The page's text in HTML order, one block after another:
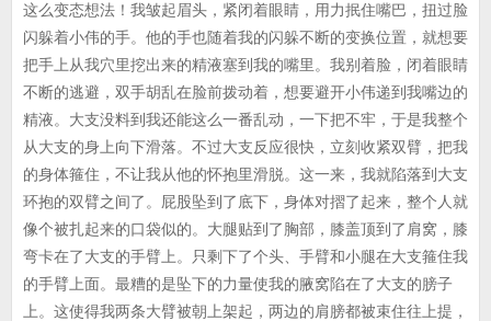
这么变态想法！我皱起眉头，紧闭着眼睛，用力抿住嘴巴，扭过脸
闪躲着小伟的手。他的手也随着我的闪躲不断的变换位置，就想要
把手上从我穴里挖出来的精液塞到我的嘴里。我别着脸，闭着眼睛
不断的逃避，双手胡乱在脸前拨动着，想要避开小伟递到我嘴边的
精液。大支没料到我还能这么一番乱动，一下把不牢，于是我整个
从大支的身上向下滑落。不过大支反应很快，立刻收紧双臂，把我
的身体箍住，不让我从他的怀抱里滑脱。这一来，我就陷落到大支
环抱的双臂之间了。屁股坠到了底下，身体对摺了起来，整个人就
像个被扎起来的口袋似的。大腿贴到了胸部，膝盖顶到了肩窝，膝
弯卡在了大支的手臂上。只剩下了个头、手臂和小腿在大支箍住我
的手臂上面。最糟的是坠下的力量使我的腋窝陷在了大支的膀子
上。这使得我两条大臂被朝上架起，两边的肩膀都被束住往上提，